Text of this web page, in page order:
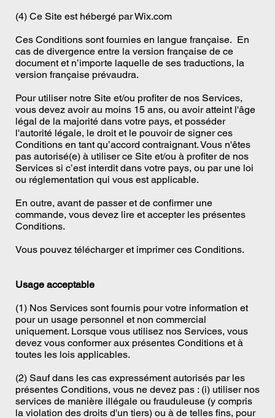
(4) Ce Site est hébergé par Wix.com
Ces Conditions sont fournies en langue française. En
cas de divergence entre la version française de ce
document et n’importe laquelle de ses traductions, la
version française prévaudra.
Pour utiliser notre Site et/ou profiter de nos Services,
vous devez avoir au moins 15 ans, ou avoir atteint l'âge
légal de la majorité dans votre pays, et posséder
l'autorité légale, le droit et le pouvoir de signer ces
Conditions en tant qu’accord contraignant. Vous n'êtes
pas autorisé(e) à utiliser ce Site et/ou à profiter de nos
Services si c’est interdit dans votre pays, ou par une loi
ou réglementation qui vous est applicable.
En outre, avant de passer et de confirmer une
commande, vous devez lire et accepter les présentes
Conditions.
Vous pouvez télécharger et imprimer ces Conditions.
Usage acceptable
(1) Nos Services sont fournis pour votre information et
pour un usage personnel et non commercial
uniquement. Lorsque vous utilisez nos Services, vous
devez vous conformer aux présentes Conditions et à
toutes les lois applicables.
(2) Sauf dans les cas expressément autorisés par les
présentes Conditions, vous ne devez pas : (i) utiliser nos
services de manière illégale ou frauduleuse (y compris
la violation des droits d'un tiers) ou à de telles fins, pour